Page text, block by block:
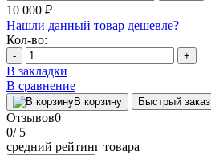
10 000 ₽
Нашли данный товар дешевле?
Кол-во:
- +
В закладки
В сравнение
В корзину Быстрый заказ
Отзывов0
0/ 5
средний рейтинг товара